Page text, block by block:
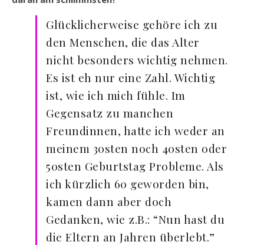
Glücklicherweise gehöre ich zu
den Menschen, die das Alter
nicht besonders wichtig nehmen.
Es ist eh nur eine Zahl. Wichtig
ist, wie ich mich fühle. Im
Gegensatz zu manchen
Freundinnen, hatte ich weder an
meinem 30sten noch 40sten oder
50sten Geburtstag Probleme. Als
ich kürzlich 60 geworden bin,
kamen dann aber doch
Gedanken, wie z.B.: “Nun hast du
die Eltern an Jahren überlebt.”